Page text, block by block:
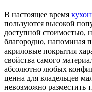
В настоящее время
пользуются высокой
доступной стоимостью,
благородно, напоминая
акриловые покрытия
свойства самого
абсолютно любых
ценна для владельцев
невозможно разместить